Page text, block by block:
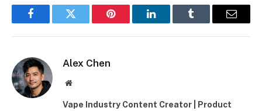
FacebookTwitter Pinterest LinkedInTumblr Email
Alex Chen
Сайт
Vape Industry Content Creator | Product